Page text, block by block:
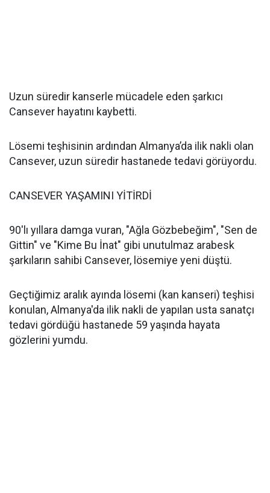
Uzun süredir kanserle mücadele eden şarkıcı
Cansever hayatını kaybetti.
Lösemi teşhisinin ardından Almanya’da ilik nakli olan
Cansever, uzun süredir hastanede tedavi görüyordu.
CANSEVER YAŞAMINI YİTİRDİ
90'lı yıllara damga vuran, "Ağla Gözbebeğim", "Sen de
Gittin" ve "Kime Bu İnat" gibi unutulmaz arabesk
şarkıların sahibi Cansever, lösemiye yeni düştü.
Geçtiğimiz aralık ayında lösemi (kan kanseri) teşhisi
konulan, Almanya'da ilik nakli de yapılan usta sanatçı
tedavi gördüğü hastanede 59 yaşında hayata
gözlerini yumdu.